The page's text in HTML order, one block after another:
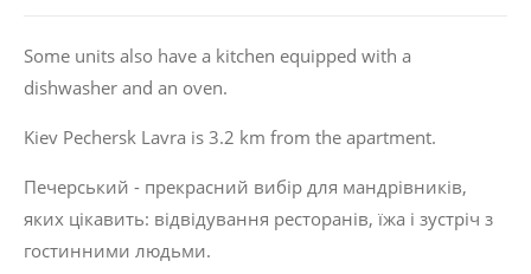
Some units also have a kitchen equipped with a
dishwasher and an oven.
Kiev Pechersk Lavra is 3.2 km from the apartment.
Печерський - прекрасний вибір для мандрівників,
яких цікавить: відвідування ресторанів, їжа і зустріч з
гостинними людьми.